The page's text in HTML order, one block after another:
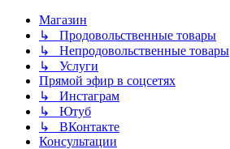
Магазин
↳ Продовольственные товары
↳ Непродовольственные товары
↳ Услуги
Прямой эфир в соцсетях
↳ Инстаграм
↳ Ютуб
↳ ВКонтакте
Консультации